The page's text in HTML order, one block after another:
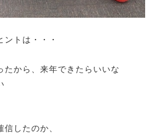
トは・・・
たから、来年できたらいいな
したのか、